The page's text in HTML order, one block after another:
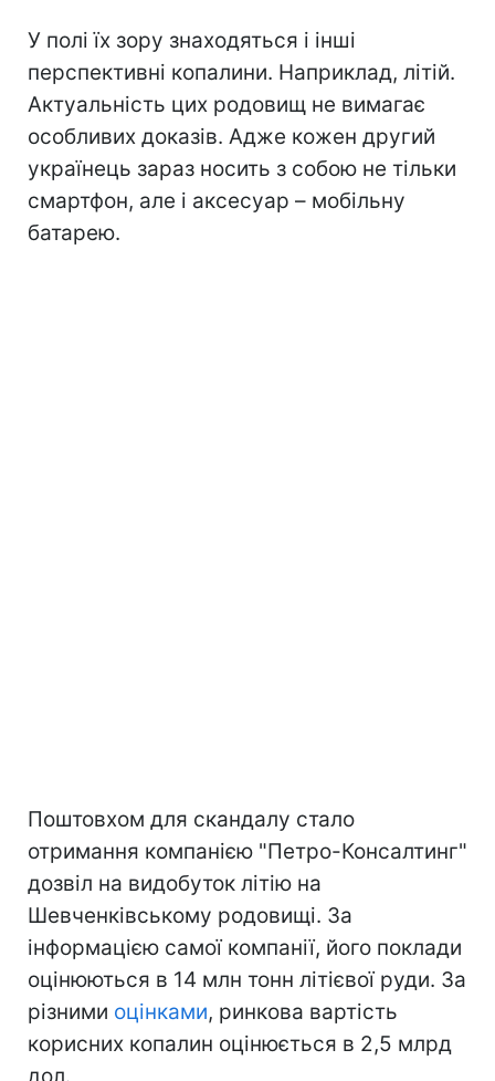
У полі їх зору знаходяться і інші
перспективні копалини. Наприклад, літій.
Актуальність цих родовищ не вимагає
особливих доказів. Адже кожен другий
українець зараз носить з собою не тільки
смартфон, але і аксесуар – мобільну
батарею.
Поштовхом для скандалу стало
отримання компанією "Петро-Консалтинг"
дозвіл на видобуток літію на
Шевченківському родовищі. За
інформацією самої компанії, його поклади
оцінюються в 14 млн тонн літієвої руди. За
різними оцінками, ринкова вартість
корисних копалин оцінюється в 2,5 млрд
дол.